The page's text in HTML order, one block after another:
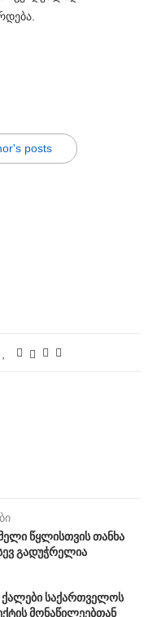
posts
წყლისთვის თანხა
გადუჭრელია
საქართველოს
მონაწილეებთან